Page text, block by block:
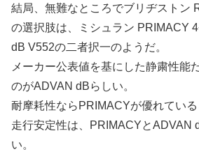
結局、無難なところでブリヂストン
の選択肢は、ミシュラン PRIMACY
dB V552の二者択一のようだ。
メーカー公表値を基にした静粛性能
のがADVAN dBらしい。
耐摩耗性ならPRIMACYが優れている
走行安定性は、PRIMACYとADVAN
い。